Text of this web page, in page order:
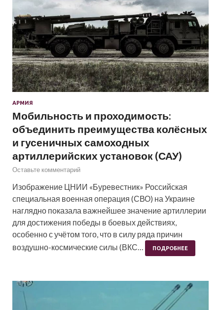
АРМИЯ
Мобильность и проходимость:
объединить преимущества колёсных
и гусеничных самоходных
артиллерийских установок (САУ)
Оставьте комментарий
Изображение ЦНИИ «Буревестник» Российская
специальная военная операция (СВО) на Украине
наглядно показала важнейшее значение артиллерии
для достижения победы в боевых действиях,
особенно с учётом того, что в силу ряда причин
воздушно-космические силы (ВКС…
ПОДРОБНЕЕ